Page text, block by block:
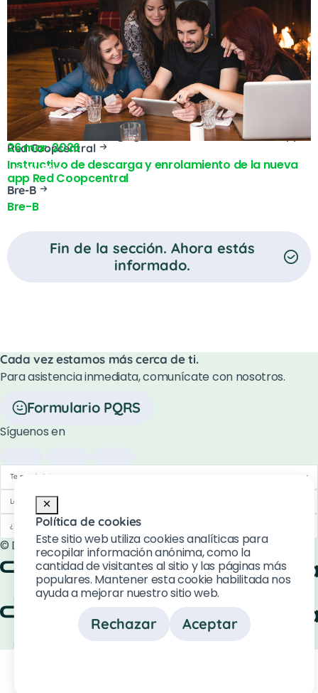
Corporativo
Video Institucional Cooperen
Conoce más sobre Cooperen, Cooperativa de
Ahorro y Crédito
26 mar. 2026
Instructivo
Instructivo de descarga y enrolamiento de la nueva app
Red Coopcentral
Instructivo de descarga y enrolamiento de la nueva
app Red Coopcentral
26 mar. 2026
Instructivo
Bre-B
Bre-B
Fin de la sección. Ahora estás
informado.
Cada vez estamos más cerca de ti.
Para asistencia inmediata, comunícate con nosotros.
Formulario PQRS
Síguenos en
Te puede interesar
Legal
¿Necesitas ayuda?
© Desarrollado porEstrategia Segura S.A.S
Política de cookies
Este sitio web utiliza cookies analíticas para
recopilar información anónima, como la
cantidad de visitantes al sitio y las páginas más
populares. Mantener esta cookie habilitada nos
ayuda a mejorar nuestro sitio web.
Rechazar Aceptar